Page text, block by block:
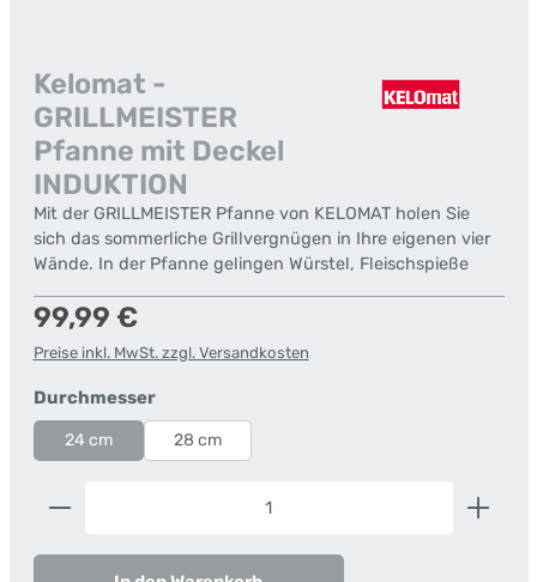
Kelomat -
GRILLMEISTER
Pfanne mit Deckel
INDUKTION
Mit der GRILLMEISTER Pfanne von KELOMAT holen Sie
sich das sommerliche Grillvergnügen in Ihre eigenen vier
Wände. In der Pfanne gelingen Würstel, Fleischspieße
Regulärer Preis:
99,99 €
Preise inkl. MwSt. zzgl. Versandkosten
Durchmesserauswählen
24 cm 28 cm
Produkt Anzahl: Gib den gewünschten Wert ein